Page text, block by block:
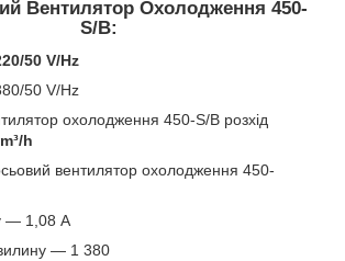
Вентилятор Охолодження 450-
S/B:
50 V/Hz
50 V/Hz
охолодження 450-S/B розхід
h
вентилятор охолодження 450-
— 1,08 А
— 1 380